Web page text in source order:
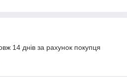
14 днів за рахунок покупця